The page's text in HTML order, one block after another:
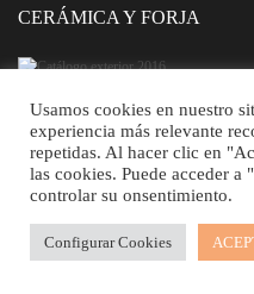
CERÁMICA Y FORJA
©2026 CEFOARTE - Todos
Usamos cookies en nuestro
experiencia más relevante
repetidas. Al hacer clic en
las cookies. Puede acceder a "
controlar su onsentimiento.
Configurar Cookies